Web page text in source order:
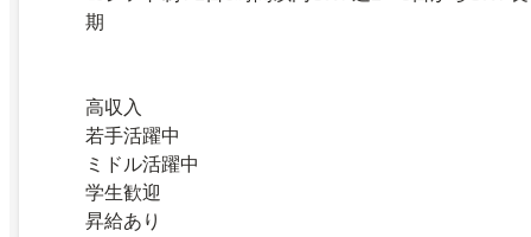
期
高収入
若手活躍中
ミドル活躍中
学生歓迎
昇給あり